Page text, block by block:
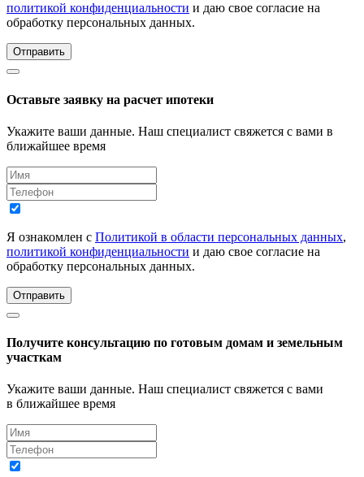
политикой конфиденциальности и даю свое согласие на
обработку персональных данных.
Отправить
Оставьте заявку на расчет ипотеки
Укажите ваши данные. Наш специалист свяжется с вами в
ближайшее время
Я ознакомлен с Политикой в области персональных данных,
политикой конфиденциальности и даю свое согласие на
обработку персональных данных.
Отправить
Получите консультацию по готовым домам и земельным
участкам
Укажите ваши данные. Наш специалист свяжется с вами
в ближайшее время